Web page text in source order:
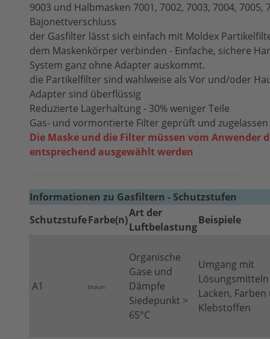
9003 und Halbmasken 7001, 7002, 7003, 7004, 7005,
Bajonettverschluss
der Gasfilter lässt sich einfach mit Moldex
dem Maskenkörper verbinden - Einfache, sichere
System ganz ohne Adapter auskommt.
die Partikelfilter sind wahlweise als Vor­ und/oder
Adapter sind überflüssig
Reduzierte Lagerhaltung - 30% weniger Teile
Gas- und vormontierte Filter geprüft und zugelassen
Die Maske und die Filter müssen vom Anwender
entsprechend ausgewählt werden
Informationen zu Gasfiltern - Schutzstufen
SchutzstufeFarbe(n)
Art der
Luftbelastung
Beispiele
A1 braun
Organische
Gase und
Dämpfe
Siedepunkt >
65°C
Umgang mit
Lacken,
Klebstoffen